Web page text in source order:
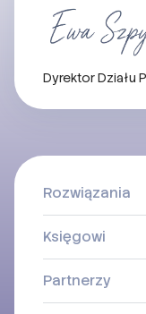
Dyrektor Działu
Rozwiązania
Księgowi
Partnerzy